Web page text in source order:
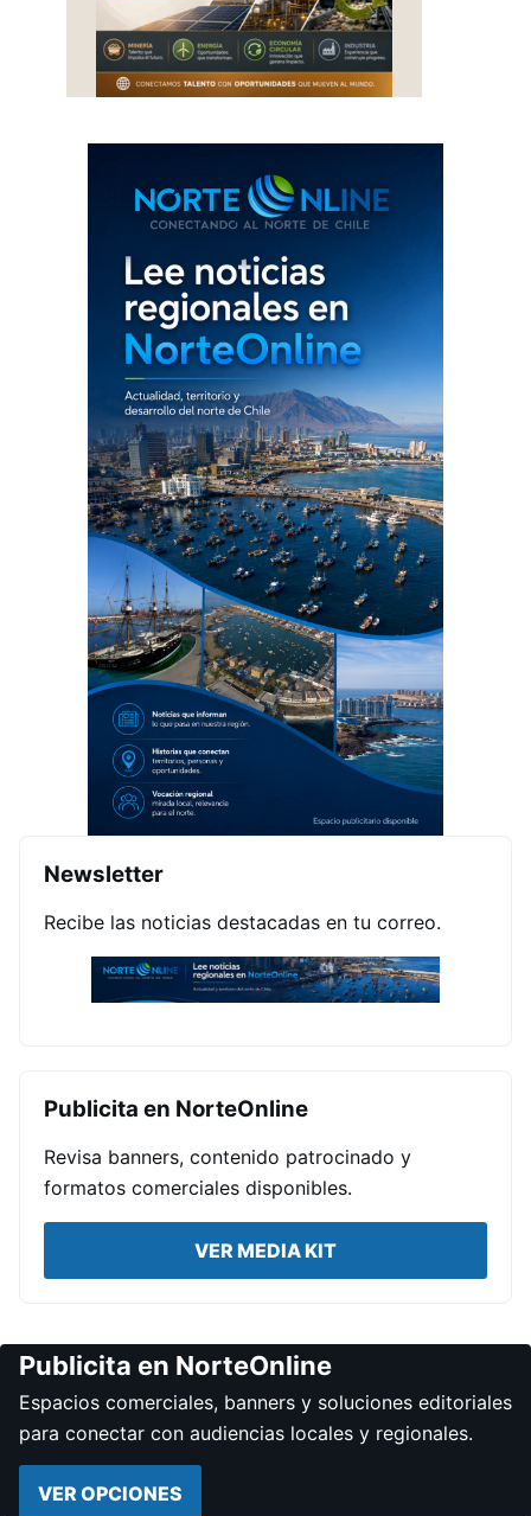
Newsletter
Recibe las noticias destacadas en tu correo.
Publicita en NorteOnline
Revisa banners, contenido patrocinado y
formatos comerciales disponibles.
VER MEDIA KIT
Publicita en NorteOnline
Espacios comerciales, banners y soluciones editoriales
para conectar con audiencias locales y regionales.
VER OPCIONES